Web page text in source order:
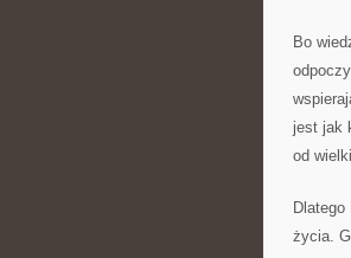
Bo
jest jak
od
życia.